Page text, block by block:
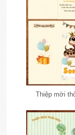
Thiệp mời